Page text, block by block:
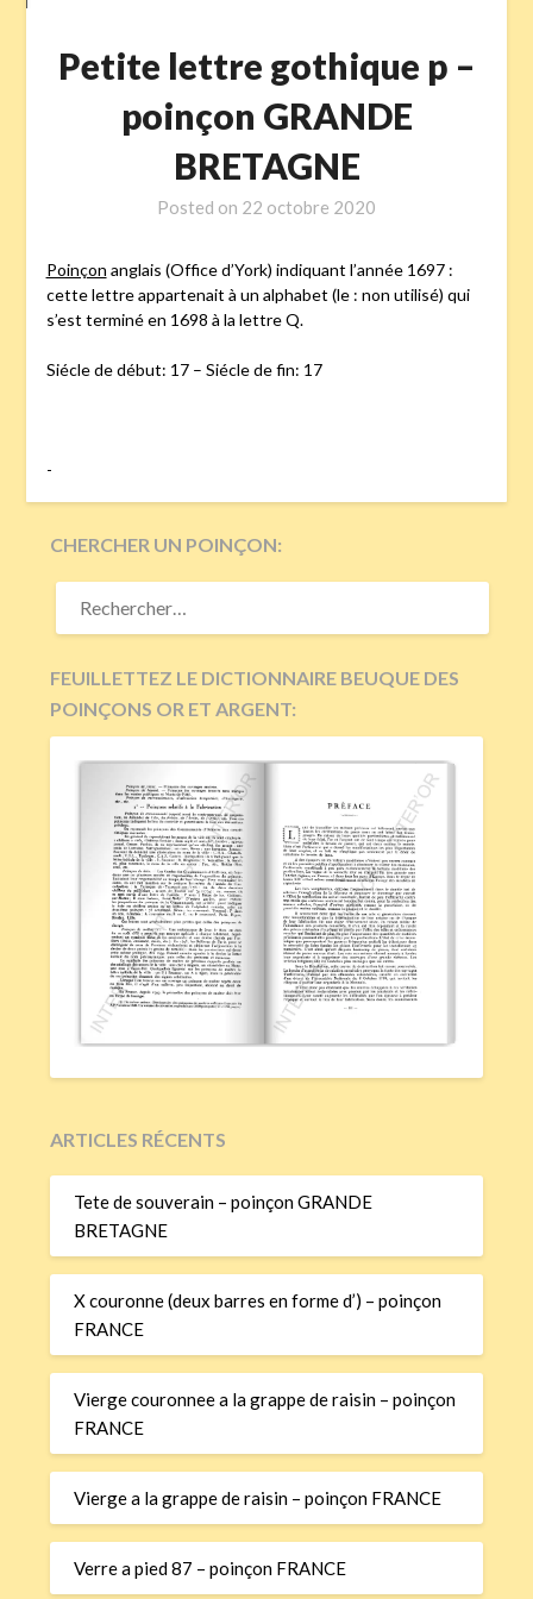
Petite lettre gothique p –
poinçon GRANDE
BRETAGNE
Posted on 22 octobre 2020
Poinçon anglais (Office d’York) indiquant l’année 1697 :
cette lettre appartenait à un alphabet (le : non utilisé) qui
s’est terminé en 1698 à la lettre Q.
Siécle de début: 17 – Siécle de fin: 17
-
CHERCHER UN POINÇON:
RECHERCHER :
FEUILLETTEZ LE DICTIONNAIRE BEUQUE DES
POINÇONS OR ET ARGENT:
ARTICLES RÉCENTS
Tete de souverain – poinçon GRANDE
BRETAGNE
X couronne (deux barres en forme d’) – poinçon
FRANCE
Vierge couronnee a la grappe de raisin – poinçon
FRANCE
Vierge a la grappe de raisin – poinçon FRANCE
Verre a pied 87 – poinçon FRANCE